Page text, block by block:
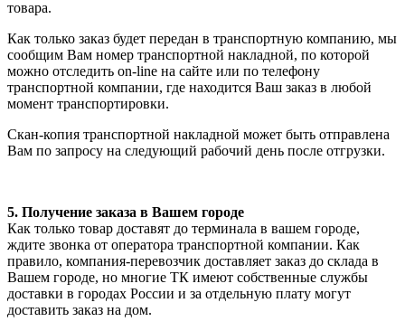
товара.
Как только заказ будет передан в транспортную компанию, мы
сообщим Вам номер транспортной накладной, по которой
можно отследить on-line на сайте или по телефону
транспортной компании, где находится Ваш заказ в любой
момент транспортировки.
Скан-копия транспортной накладной может быть отправлена
Вам по запросу на следующий рабочий день после отгрузки.
5. Получение заказа в Вашем городе
Как только товар доставят до терминала в вашем городе,
ждите звонка от оператора транспортной компании. Как
правило, компания-перевозчик доставляет заказ до склада в
Вашем городе, но многие ТК имеют собственные службы
доставки в городах России и за отдельную плату могут
доставить заказ на дом.